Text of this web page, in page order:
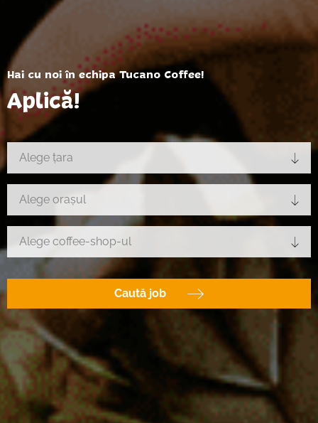
Hai cu noi în echipa Tucano Coffee!
Aplică!
Alege țara
Alege orașul
Alege coffee-shop-ul
Caută job